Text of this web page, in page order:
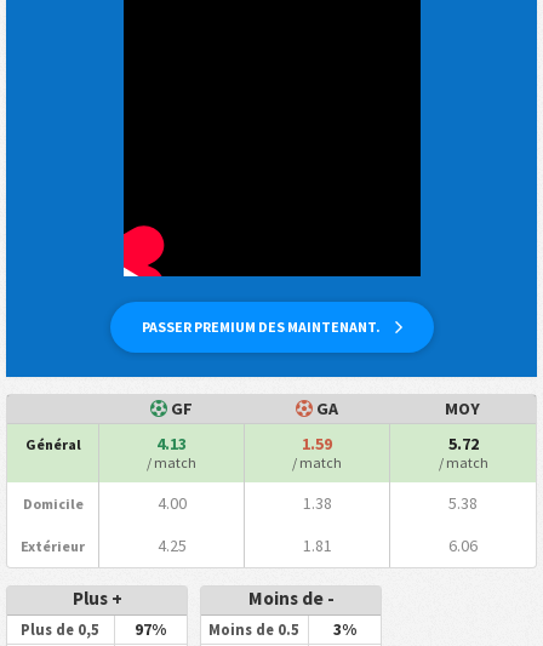
PASSER PREMIUM DES MAINTENANT.
GF GA MOY
Général 4.13
/ match
1.59
/ match
5.72
/ match
Domicile 4.00 1.38 5.38
Extérieur 4.25 1.81 6.06
Plus +
Plus de 0,5 97%
Moins de -
Moins de 0.5 3%